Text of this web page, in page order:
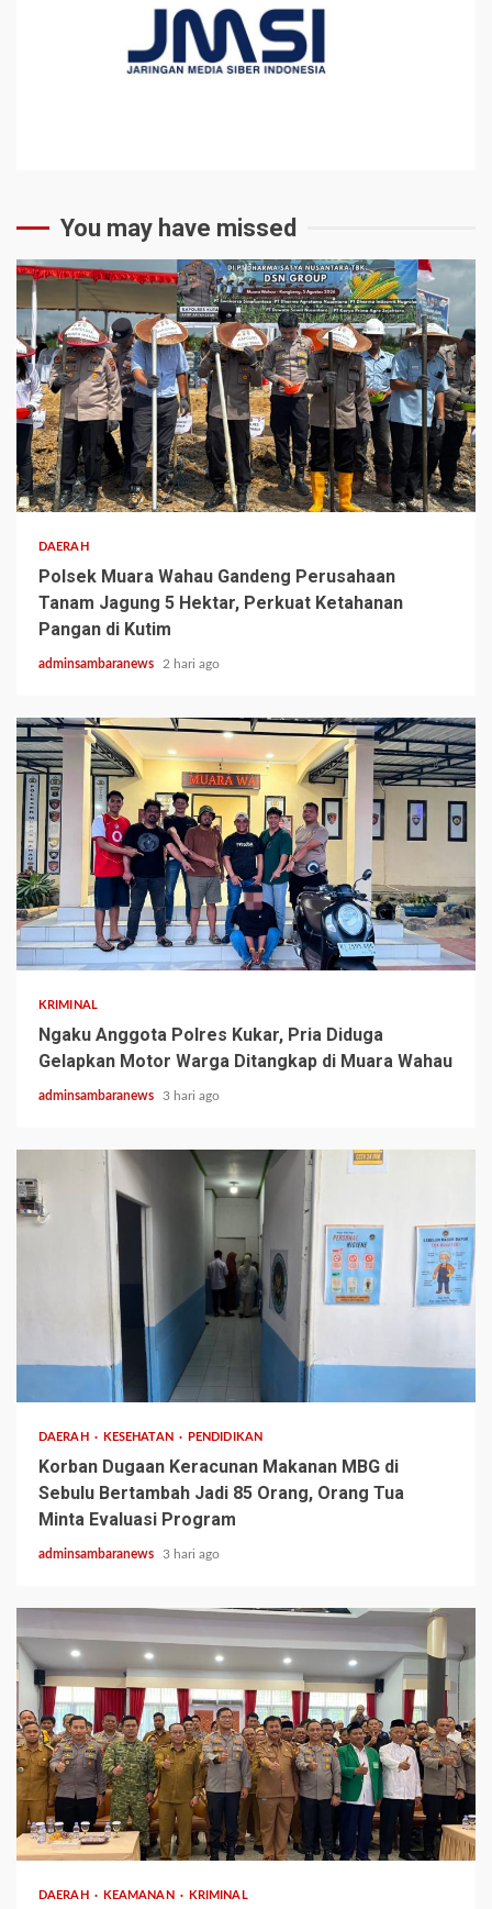
You may have missed
2 min read
DAERAH
Polsek Muara Wahau Gandeng Perusahaan
Tanam Jagung 5 Hektar, Perkuat Ketahanan
Pangan di Kutim
adminsambaranews 2 hari ago
2 min read
KRIMINAL
Ngaku Anggota Polres Kukar, Pria Diduga
Gelapkan Motor Warga Ditangkap di Muara Wahau
adminsambaranews 3 hari ago
3 min read
DAERAH KESEHATAN PENDIDIKAN
Korban Dugaan Keracunan Makanan MBG di
Sebulu Bertambah Jadi 85 Orang, Orang Tua
Minta Evaluasi Program
adminsambaranews 3 hari ago
2 min read
DAERAH KEAMANAN KRIMINAL